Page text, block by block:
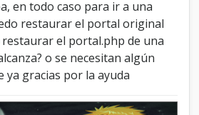
en todo caso para ir a una
restaurar el portal original
restaurar el portal.php de una
o se necesitan algún
ya gracias por la ayuda